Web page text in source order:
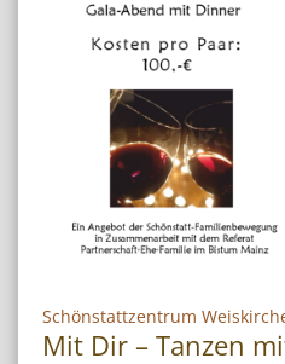
Schönstattzentrum
Mit Dir – Tanzen